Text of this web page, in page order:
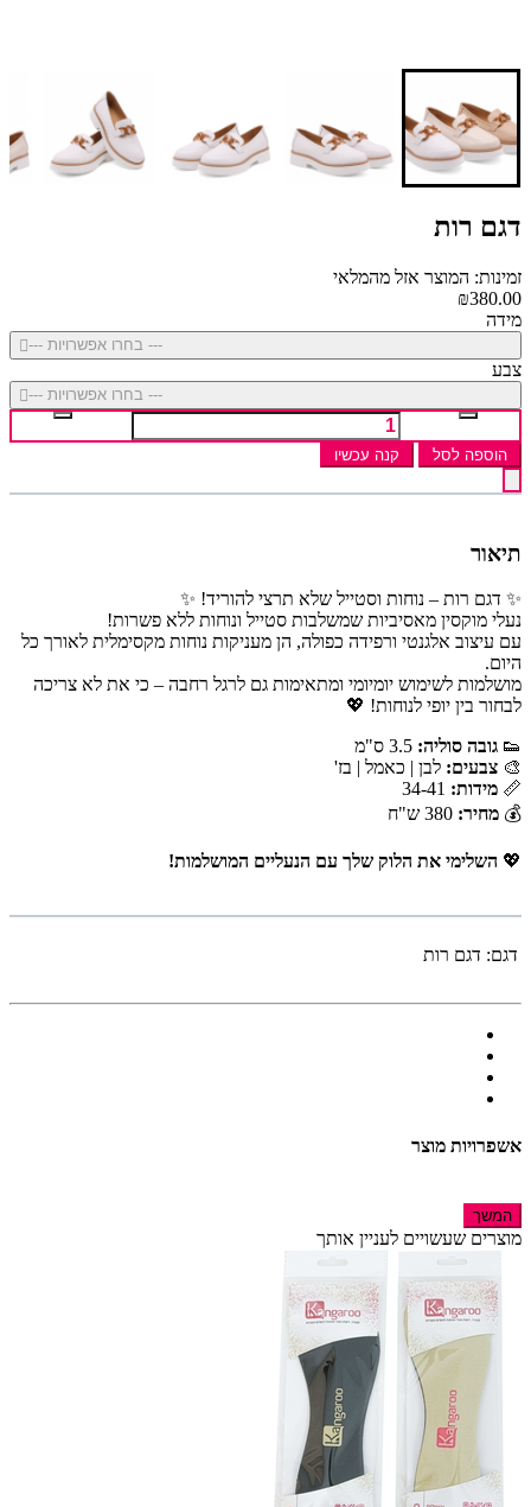
דגם רות
זמינות: המוצר אזל מהמלאי
₪380.00
מידה
--- בחרו אפשרויות ---
צבע
--- בחרו אפשרויות ---
הוספה לסל קנה עכשיו
תיאור
✨ דגם רות – נוחות וסטייל שלא תרצי להוריד! ✨
נעלי מוקסין מאסיביות שמשלבות סטייל ונוחות ללא פשרות!
עם עיצוב אלגנטי ורפידה כפולה, הן מעניקות נוחות מקסימלית לאורך כל
היום.
מושלמות לשימוש יומיומי ומתאימות גם לרגל רחבה – כי את לא צריכה
לבחור בין יופי לנוחות! 💖
👟 גובה סוליה:
🎨 צבעים: לבן | כאמל | בז'
📏 מידות:
💰 מחיר:
💖 השלימי את הלוק שלך עם הנעליים המושלמות!
דגם: דגם רות
אשפרויות מוצר
המשך
מוצרים שעשויים לעניין אותך